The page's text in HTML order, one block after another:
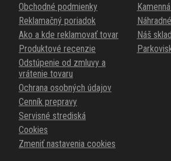
Obchodné podmienky
Reklamačný poriadok
Ako a kde reklamovať tovar
Produktové recenzie
Odstúpenie od zmluvy a
vrátenie tovaru
Ochrana osobných údajov
Cenník prepravy
Servisné strediská
Cookies
Zmeniť nastavenia cookies
Náš